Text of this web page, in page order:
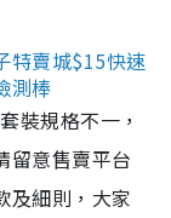
特賣城$15快速
測棒
裝規格不一，
留意售賣平台
及細則，大家